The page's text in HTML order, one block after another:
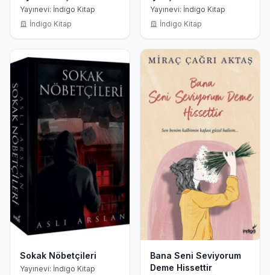
Beden ve Doğa İlişkisi -
Hayatın Sembol Dili
Yayınevi: İndigo Kitap
İndigo Kitap
Enerjileri - Hayatın
Sembol Dili
Yayınevi: İndigo Kitap
İndigo Kitap
Sokak Nöbetçileri
Yayınevi: İndigo Kitap
Bana Seni Seviyorum
Deme Hissettir